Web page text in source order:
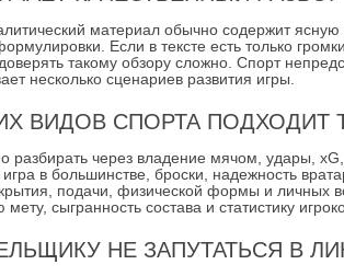
материал обычно содержит ясную
Если в тексте есть только
такому обзору сложно. Спорт
несколько сценариев развития игры.
ВИДОВ СПОРТА ПОДХОДИТ
разбирать через владение мячом, удары,
в большинстве, броски, надежность
подачи, физической формы и личных
сыгранность состава и статистику
НЕ ЗАПУТАТЬСЯ В